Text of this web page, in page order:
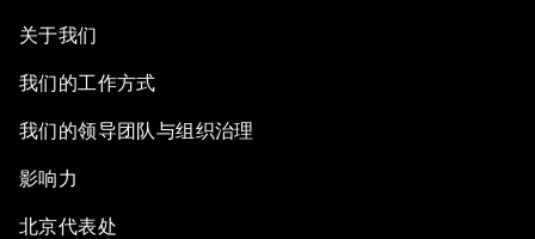
关于我们
我们的工作方式
我们的领导团队与组织治理
影响力
北京代表处